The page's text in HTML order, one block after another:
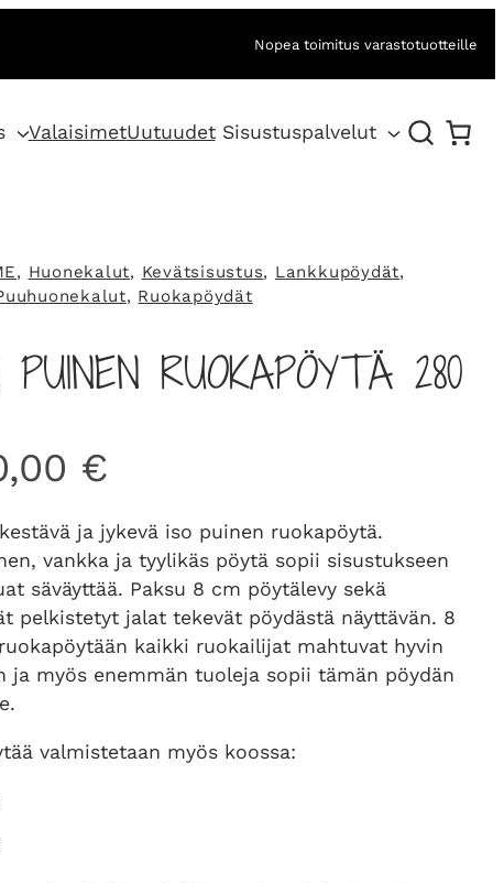
Nopea toimitus varastotuotteille
ValaisimetUutuudet Sisustuspalvelut
, Huonekalut, Kevätsisustus, Lankkupöydät
, Ruokapöydät
PUINEN RUOKAPÖYTÄ 280
€
ja jykevä iso puinen ruokapöytä.
vankka ja tyylikäs pöytä sopii sisustukseen
säväyttää. Paksu 8 cm pöytälevy sekä
pelkistetyt jalat tekevät pöydästä näyttävän. 8
kaikki ruokailijat mahtuvat hyvin
ja myös enemmän tuoleja sopii tämän pöydän
valmistetaan myös koossa: